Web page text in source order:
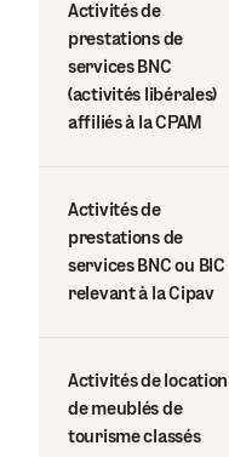
Activités de
prestations de
services BNC
(activités libérales)
affiliés à la CPAM
Activités de
prestations de
services BNC ou BIC
relevant à la Cipav
Activités de location
de meublés de
tourisme classés